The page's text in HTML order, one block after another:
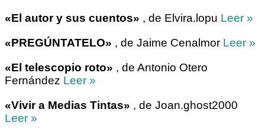
«El autor y sus cuentos» , de Elvira.lopu Leer »
«PREGÚNTATELO» , de Jaime Cenalmor Leer »
«El telescopio roto» , de Antonio Otero
Fernández Leer »
«Vivir a Medias Tintas» , de Joan.ghost2000
Leer »